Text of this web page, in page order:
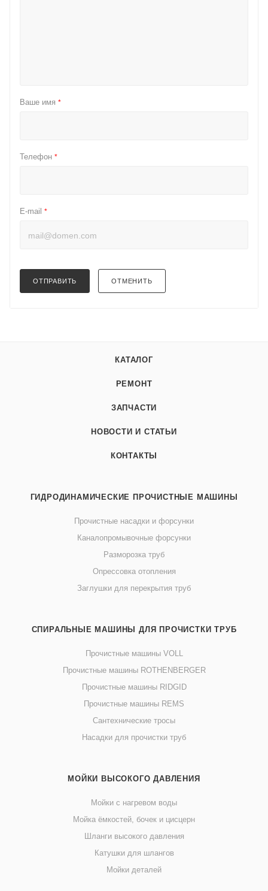
Ваше имя *
Телефон *
E-mail *
ОТПРАВИТЬ ОТМЕНИТЬ
КАТАЛОГ
РЕМОНТ
ЗАПЧАСТИ
НОВОСТИ И СТАТЬИ
КОНТАКТЫ
ГИДРОДИНАМИЧЕСКИЕ ПРОЧИСТНЫЕ МАШИНЫ
Прочистные насадки и форсунки
Каналопромывочные форсунки
Разморозка труб
Опрессовка отопления
Заглушки для перекрытия труб
СПИРАЛЬНЫЕ МАШИНЫ ДЛЯ ПРОЧИСТКИ ТРУБ
Прочистные машины VOLL
Прочистные машины ROTHENBERGER
Прочистные машины RIDGID
Прочистные машины REMS
Сантехнические тросы
Насадки для прочистки труб
МОЙКИ ВЫСОКОГО ДАВЛЕНИЯ
Мойки с нагревом воды
Мойка ёмкостей, бочек и цисцерн
Шланги высокого давления
Катушки для шлангов
Мойки деталей